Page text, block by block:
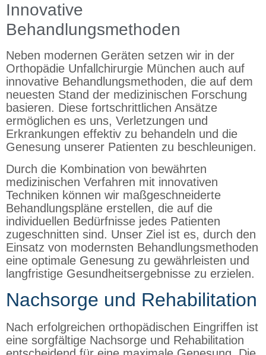
Innovative
Behandlungsmethoden
Neben modernen Geräten setzen wir in der
Orthopädie Unfallchirurgie München auch auf
innovative Behandlungsmethoden, die auf dem
neuesten Stand der medizinischen Forschung
basieren. Diese fortschrittlichen Ansätze
ermöglichen es uns, Verletzungen und
Erkrankungen effektiv zu behandeln und die
Genesung unserer Patienten zu beschleunigen.
Durch die Kombination von bewährten
medizinischen Verfahren mit innovativen
Techniken können wir maßgeschneiderte
Behandlungspläne erstellen, die auf die
individuellen Bedürfnisse jedes Patienten
zugeschnitten sind. Unser Ziel ist es, durch den
Einsatz von modernsten Behandlungsmethoden
eine optimale Genesung zu gewährleisten und
langfristige Gesundheitsergebnisse zu erzielen.
Nachsorge und Rehabilitation
Nach erfolgreichen orthopädischen Eingriffen ist
eine sorgfältige Nachsorge und Rehabilitation